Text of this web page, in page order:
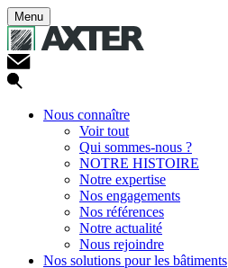
Menu
Nous connaître
Voir tout
Qui sommes-nous ?
NOTRE HISTOIRE
Notre expertise
Nos engagements
Nos références
Notre actualité
Nous rejoindre
Nos solutions pour les bâtiments